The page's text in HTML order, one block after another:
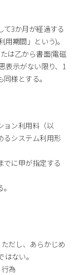
3か月が経過する
期間」という)。
は乙から書面(電磁
表示がない限り、1
様とする。
ョン利用料（以
るシステム利用形
でに甲が指定する
だし、あらかじめ
ない。
為